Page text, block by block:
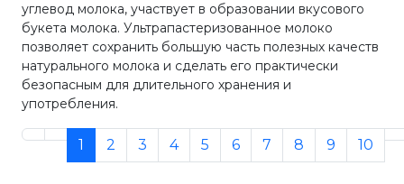
углевод молока, участвует в образовании вкусового
букета молока. Ультрапастеризованное молоко
позволяет сохранить большую часть полезных качеств
натурального молока и сделать его практически
безопасным для длительного хранения и
употребления.
1 2 3 4 5 6 7 8 9 10